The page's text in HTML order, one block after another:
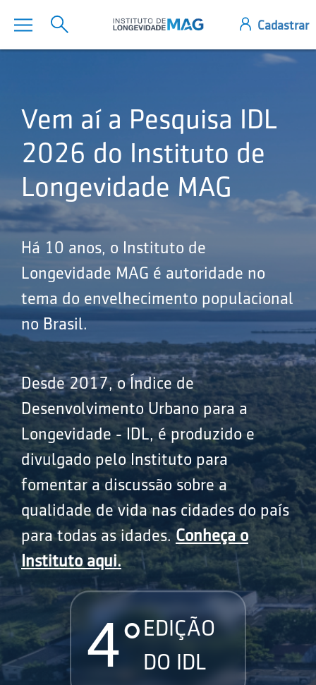
Vem aí a Pesquisa IDL
2026 do Instituto de
Longevidade MAG
Há 10 anos, o Instituto de
Longevidade MAG é autoridade no
tema do envelhecimento populacional
no Brasil.
Desde 2017, o Índice de
Desenvolvimento Urbano para a
Longevidade - IDL, é produzido e
divulgado pelo Instituto para
fomentar a discussão sobre a
qualidade de vida nas cidades do país
para todas as idades.Conheça o
Instituto aqui.
4° EDIÇÃO
DO IDL